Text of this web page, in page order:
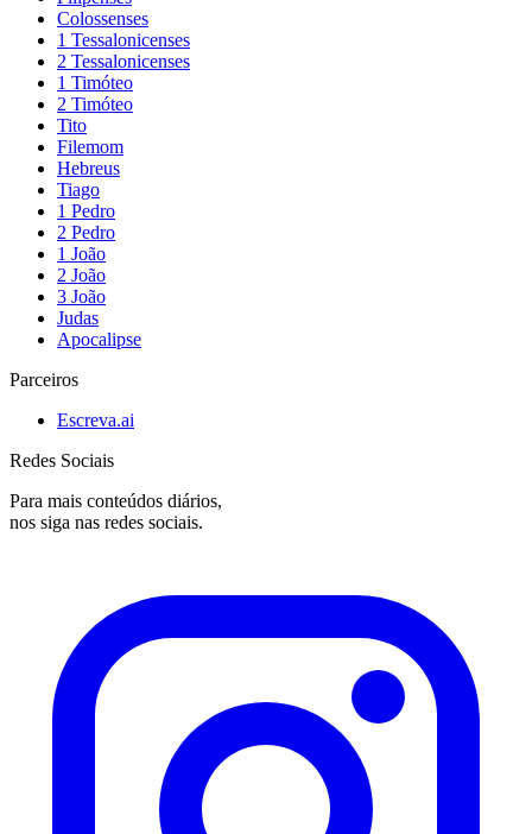
Colossenses
1 Tessalonicenses
2 Tessalonicenses
1 Timóteo
2 Timóteo
Tito
Filemom
Hebreus
Tiago
1 Pedro
2 Pedro
1 João
2 João
3 João
Judas
Apocalipse
Parceiros
Escreva.ai
Redes Sociais
Para mais conteúdos diários,
nos siga nas redes sociais.